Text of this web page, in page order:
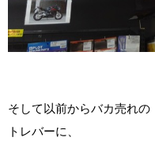
そして以前からバカ売れの
トレバーに、